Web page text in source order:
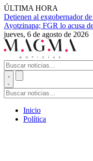
ÚLTIMA HORA
Detienen al exgobernador
Ayotzinapa; FGR lo acusa
jueves, 6 de agosto de 2026
Inicio
Política